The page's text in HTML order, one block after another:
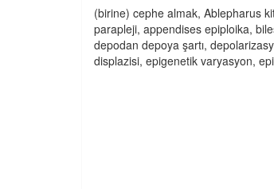
(birine) cephe almak, Ablepharus
parapleji, appendises epiploika,
depodan depoya şartı,
displazisi, epigenetik varyasyon,